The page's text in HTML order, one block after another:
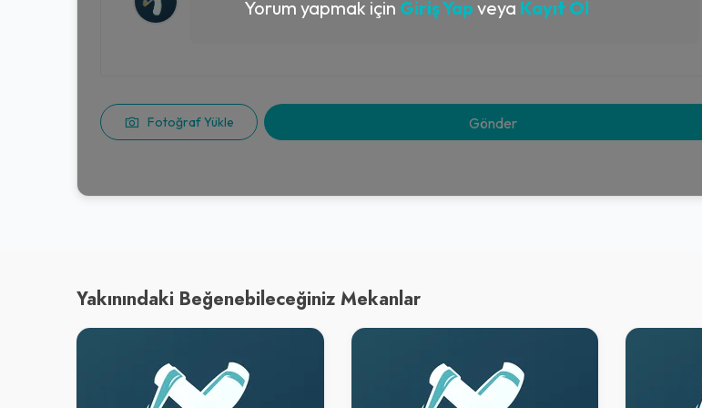
Fotoğraf Yükle
Yorum yapmak için Giriş Yap veya Kayıt Ol
Yakınındaki Beğenebileceğiniz Mekanlar